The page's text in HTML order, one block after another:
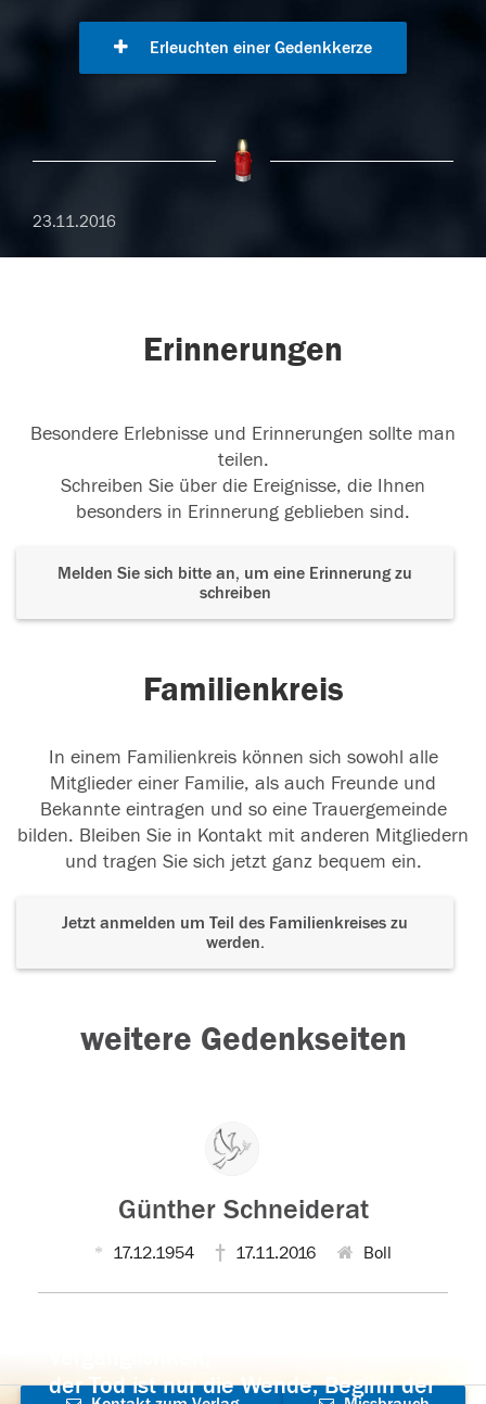
Erleuchten einer Gedenkkerze
23.11.2016
Erinnerungen
Besondere Erlebnisse und Erinnerungen sollte man
teilen.
Schreiben Sie über die Ereignisse, die Ihnen
besonders in Erinnerung geblieben sind.
Melden Sie sich bitte an, um eine Erinnerung zu
schreiben
Familienkreis
In einem Familienkreis können sich sowohl alle
Mitglieder einer Familie, als auch Freunde und
Bekannte eintragen und so eine Trauergemeinde
bilden. Bleiben Sie in Kontakt mit anderen Mitgliedern
und tragen Sie sich jetzt ganz bequem ein.
Jetzt anmelden um Teil des Familienkreises zu
werden.
weitere Gedenkseiten
Günther Schneiderat
17.12.1954 17.11.2016 Boll
der Tod ist nur die Wende, Beginn der